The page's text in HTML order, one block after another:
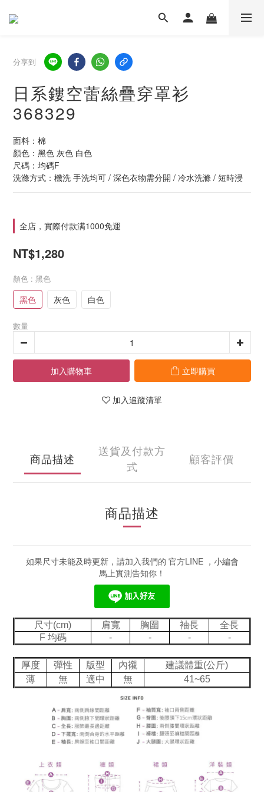
分享到
日系鏤空蕾絲疊穿罩衫
368329
面料：棉
顏色：黑色 灰色 白色
尺碼：均碼F
洗滌方式：機洗 手洗均可 / 深色衣物需分開 / 冷水洗滌 / 短時浸
全店，實際付款满1000免運
NT$1,280
顏色 : 黑色
黑色 灰色 白色
數量
加入購物車 立即購買
加入追蹤清單
商品描述
送貨及付款方
式
顧客評價
商品描述
如果尺寸未能及時更新，請加入我們的 官方LINE ，小編會
馬上實測告知你！
尺寸(cm) 肩寬 胸圍 袖長
全長
F 均碼
- - - -
厚度 彈性 版型 內襯
建議體重(公斤)
薄
無 適中 無 41~65